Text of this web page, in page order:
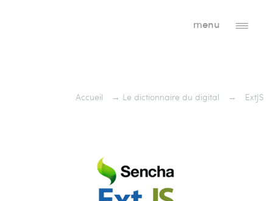
menu
Accueil → Le dictionnaire du digital → ExtJS